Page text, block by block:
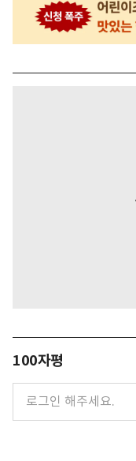
100자평